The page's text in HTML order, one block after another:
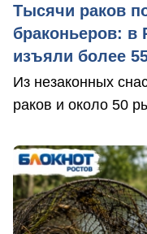
Тысячи раков
браконьеров: в
изъяли более
Из незаконных
раков и около 50